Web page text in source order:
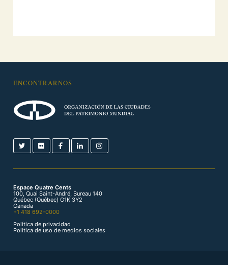
ENCONTRARNOS
Espace Quatre Cents
100, Quai Saint-André, Bureau 140
Québec (Québec) G1K 3Y2
Canada
+1 418 692-0000
Política de privacidad
Política de uso de medios sociales